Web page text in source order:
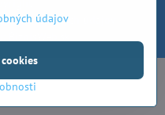
osobných údajov
údajov